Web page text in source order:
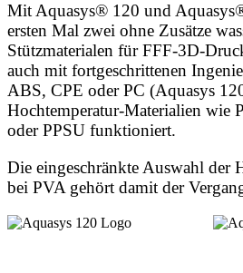
Mit Aquasys® 120 und
ersten Mal zwei ohne Zusätze
Stützmaterialen für FFF-3D-
auch mit fortgeschrittenen
ABS, CPE oder PC (Aquasys
Hochtemperatur-Materialien wie
oder PPSU funktioniert.
Die eingeschränkte Auswahl der
bei PVA gehört damit der